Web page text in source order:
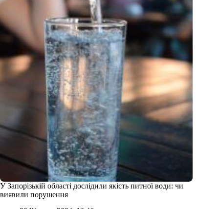
У Запорізькій області дослідили якість питної води: чи
виявили порушення